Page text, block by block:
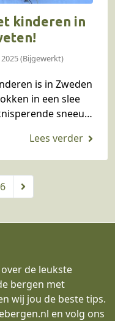
kinderen in
(Bijgewerkt)
is in Zweden
in een slee
sneeuw
de leukste
bergen met
wij jou de beste tips.
en volg ons